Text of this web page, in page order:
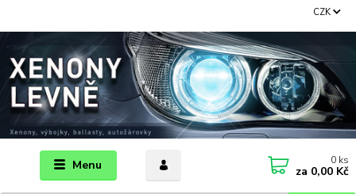
Menu
CZK
0 ks
za 0,00 Kč